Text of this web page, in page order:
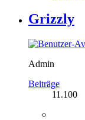
Grizzly
Admin
Beiträge
11.100